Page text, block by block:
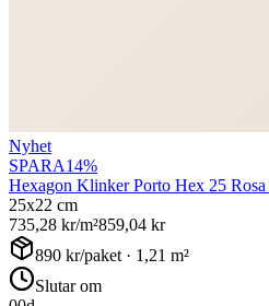
Nyhet
SPARA14%
Hexagon Klinker Porto Hex 25
25x22 cm
735,28 kr/m²859,04 kr
890 kr/paket · 1,21 m²
Slutar om